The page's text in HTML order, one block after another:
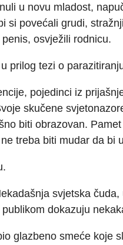
u novu mladost,
si povećali grudi,
osvježili rodnicu.
prilog tezi o
pojedinci iz
skučene
biti obrazovan.
treba biti mudar da bi
svjetska
dokazuju
glazbeno smeće koje